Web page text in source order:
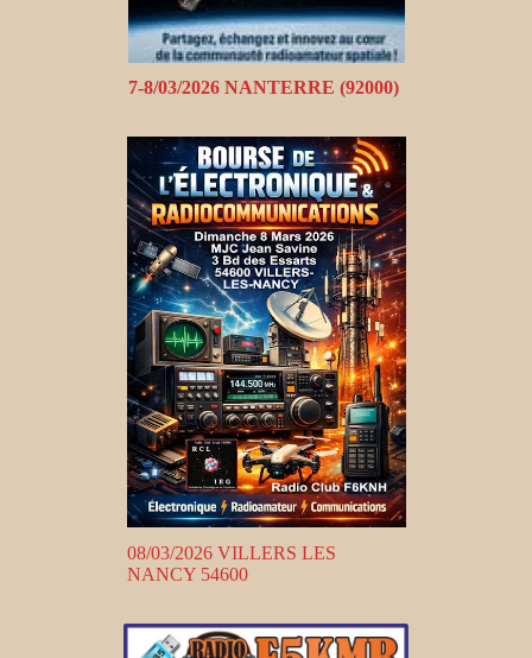
7-8/03/2026 NANTERRE (92000)
08/03/2026 VILLERS LES
NANCY 54600